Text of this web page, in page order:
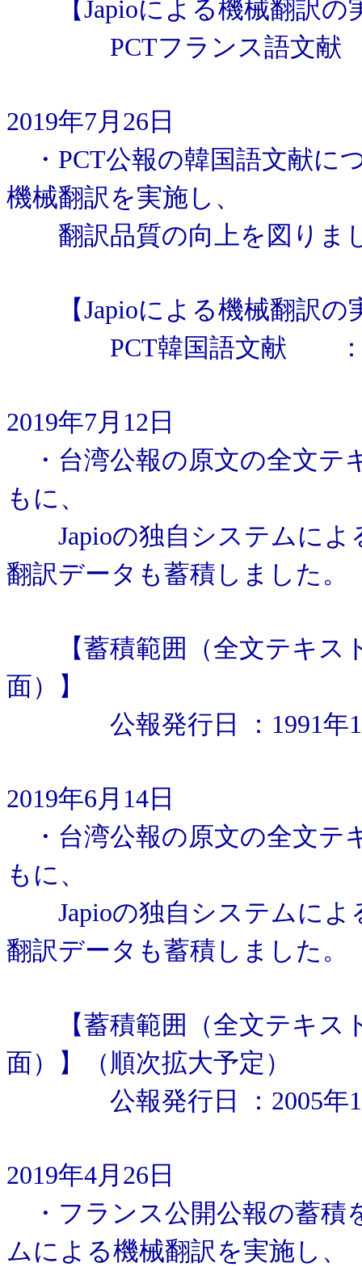
【Japioによる機械翻訳の
PCTフランス語文献
2019年7月26日
・PCT公報の韓国語文献に
機械翻訳を実施し、
翻訳品質の向上を図りま
【Japioによる機械翻訳の
PCT韓国語文献 ：
2019年7月12日
・台湾公報の原文の全文テ
もに、
Japioの独自システムによ
翻訳データも蓄積しました。
【蓄積範囲（全文テキス
面）】
公報発行日 ：1991年12
2019年6月14日
・台湾公報の原文の全文テ
もに、
Japioの独自システムによ
翻訳データも蓄積しました。
【蓄積範囲（全文テキス
面）】（順次拡大予定）
公報発行日 ：2005年1
2019年4月26日
・フランス公開公報の蓄積
ムによる機械翻訳を実施し、